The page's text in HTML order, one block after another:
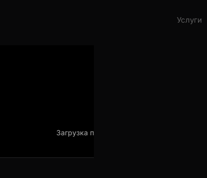
Услуги
Загрузка проекта